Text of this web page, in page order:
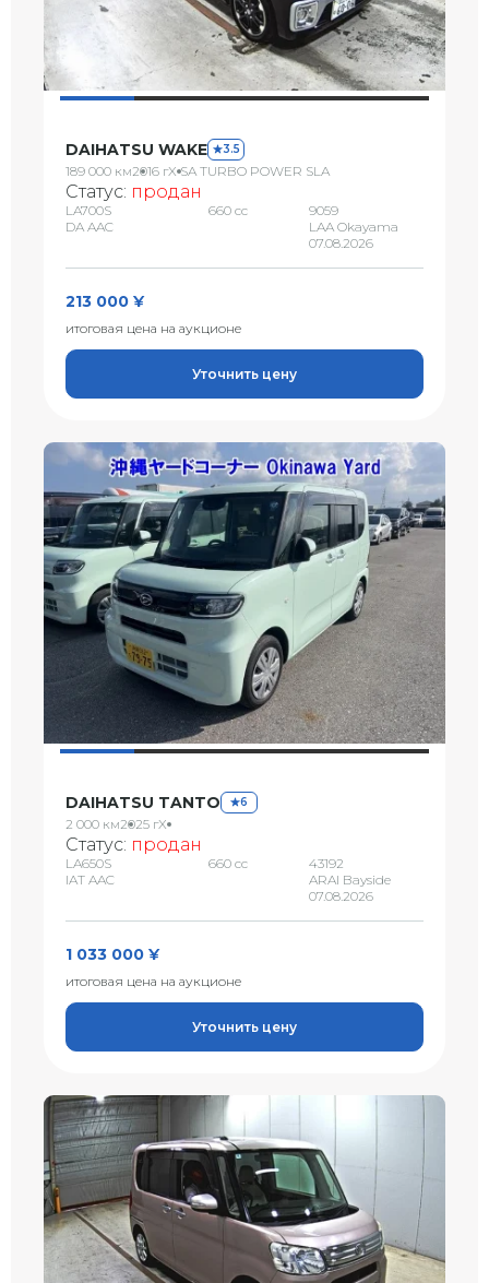
DAIHATSU WAKE 3.5
189 000 км2016 гX SA TURBO POWER SLA
Статус: продан
LA700S
DA AAC
660 сс
9059
LAA Okayama
07.08.2026
213 000 ¥
итоговая цена на аукционе
Уточнить цену
DAIHATSU TANTO 6
2 000 км2025 гX
Статус: продан
LA650S
IAT AAC
660 сс
43192
ARAI Bayside
07.08.2026
1 033 000 ¥
итоговая цена на аукционе
Уточнить цену